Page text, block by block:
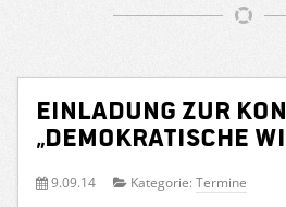
Einladung zur
„Demokratische
9.09.14 Kategorie: Termine